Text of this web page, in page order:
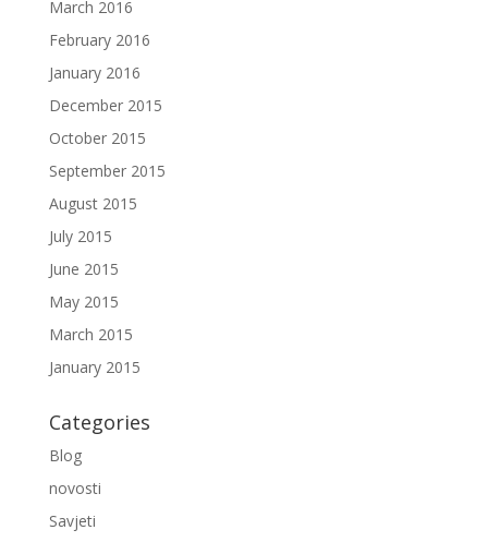
March 2016
February 2016
January 2016
December 2015
October 2015
September 2015
August 2015
July 2015
June 2015
May 2015
March 2015
January 2015
Categories
Blog
novosti
Savjeti